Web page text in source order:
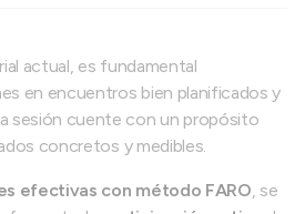
actual, es fundamental
en encuentros bien planificados y
sesión cuente con un propósito
concretos y medibles.
efectivas con método FARO, se